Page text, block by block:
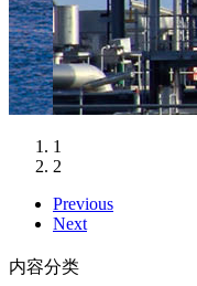
1
2
Previous
Next
内容分类